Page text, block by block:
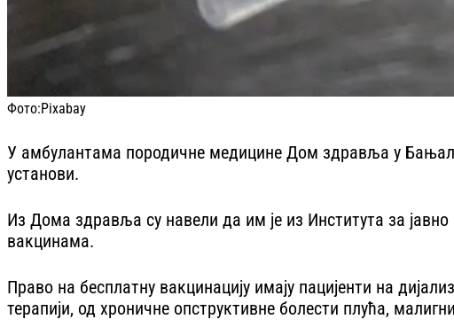
Фото:Pixabay
У амбулантама породичне медицине Дом здравља у
установи.
Из Дома здравља су навели да им је из Института за
вакцинама.
Право на бесплатну вакцинацију имају пацијенти на
терапији, од хроничне опструктивне болести плућа,